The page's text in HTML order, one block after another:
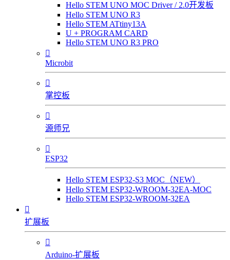
Hello STEM UNO MOC Driver / 2.0开发板
Hello STEM UNO R3
Hello STEM ATtiny13A
U + PROGRAM CARD
Hello STEM UNO R3 PRO

Microbit

掌控板

源师兄

ESP32
Hello STEM ESP32-S3 MOC（NEW）
Hello STEM ESP32-WROOM-32EA-MOC
Hello STEM ESP32-WROOM-32EA

扩展板

Arduino-扩展板